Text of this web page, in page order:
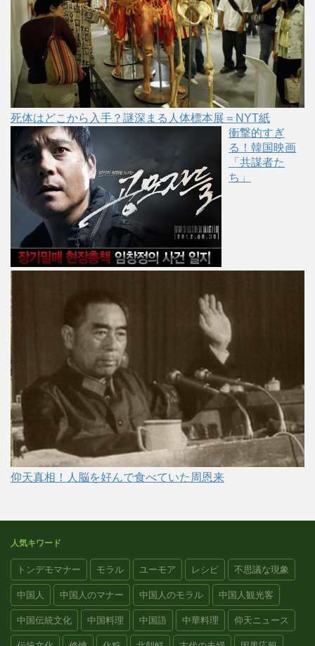
死体はどこから入手？謎深まる人体標本展＝NYT紙
衝撃的すぎ
る！韓国映画
「共謀者た
ち」
仰天真相！人脳を好んで食べていた周恩来
人気キワード
トンデモマナー モラル ユーモア レシピ 不思議な現象
中国人 中国人のマナー 中国人のモラル 中国人観光客
中国伝統文化 中国料理 中国語 中華料理 仰天ニュース